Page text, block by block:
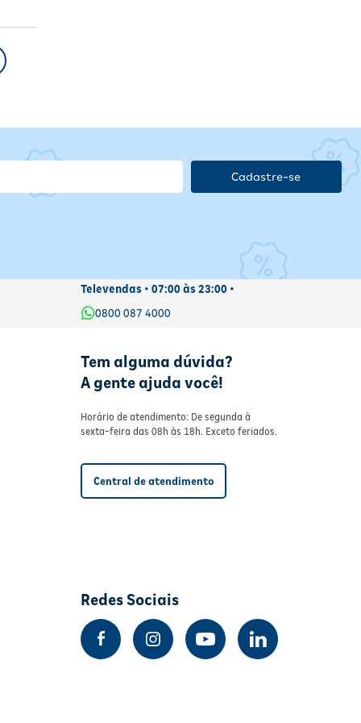
Cadastre-se
Televendas • 07:00 às 23:00 •
0800 087 4000
Tem alguma dúvida?
A gente ajuda você!
Horário de atendimento: De segunda à
sexta-feira das 08h às 18h. Exceto feriados.
Central de atendimento
Redes Sociais